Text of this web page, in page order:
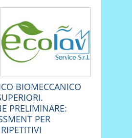
BIOMECCANICO
PRELIMINARE:
PER